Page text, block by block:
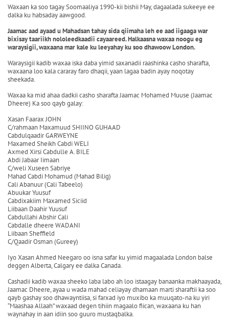
Waxaan ka soo tagay Soomaaliya 1990-kii bishii May, dagaalada sukeeye ee
dalka ku habsaday aawgood.
Jaamac aad ayaad u Mahadsan tahay sida qiimaha leh ee aad iigaaga war
bixisay taariikh nololeedkaadii cayaareed. Halkaasna waxaa noogu eg
waraysigii, waxaana mar kale ku leeyahay ku soo dhawoow London.
Waraysigii kadib waxaa iska daba yimid saxanadii raashinka casho sharafta,
waxaana loo kala cararay faro dhaqii, yaan lagaa badin ayay noqotay
sheekada.
Waxaa ka mid ahaa dadkii casho sharafta Jaamac Mohamed Muuse (Jaamac
Dheere) Ka soo qayb galay:
Xasan Faarax JOHN
C/rahmaan Maxamuud SHIINO GUHAAD
Cabdulqaadir GARWEYNE
Maxamed Sheikh Cabdi WELI
Axmed Xirsi Cabdulle A. BILE
Abdi Jabaar Iimaan
C/weli Xuseen Sabriye
Mahad Cabdi Mohamud (Mahad Bilig)
Cali Abanuur (Cali Tabeelo)
Abuukar Yuusuf
Cabdixakiim Maxamed Siciid
Liibaan Daahir Yuusuf
Cabdullahi Abshir Cali
Cabdalle dheere WADANI
Liibaan Sheffield
C/Qaadir Osman (Gureey)
Iyo Xasan Ahmed Neegaro oo isna safar ku yimid magaalada London balse
deggen Alberta, Calgary ee dalka Canada.
Cashadii kadib waxaa sheeko laba labo ah loo istaagay banaanka makhaayada,
Jaamac Dheere, ayaa u wada mahad celiayay dhamaan marti sharaftii ka soo
qayb gashay soo dhawayntiisa, si farxad iyo muxibo ka muuqato-na ku yiri
“Maashaa Allaah” waxaad degen tihiin magaalo fiican, waxaana ku han
waynahay in aan idiin soo guuro mustaqbalka.